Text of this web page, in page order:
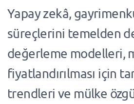
Yapay zekâ,
süreçlerini temelden
değerleme modelleri,
fiyatlandırılması için
trendleri ve mülke